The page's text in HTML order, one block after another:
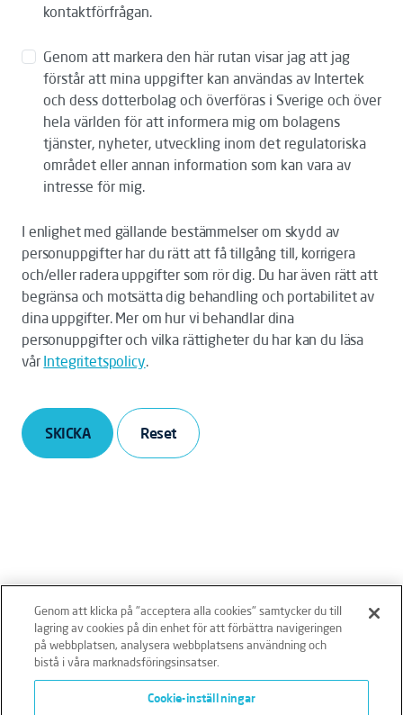
kontaktförfrågan.
Genom att markera den här rutan visar jag att jag
förstår att mina uppgifter kan användas av Intertek
och dess dotterbolag och överföras i Sverige och över
hela världen för att informera mig om bolagens
tjänster, nyheter, utveckling inom det regulatoriska
området eller annan information som kan vara av
intresse för mig.
I enlighet med gällande bestämmelser om skydd av
personuppgifter har du rätt att få tillgång till, korrigera
och/eller radera uppgifter som rör dig. Du har även rätt att
begränsa och motsätta dig behandling och portabilitet av
dina uppgifter. Mer om hur vi behandlar dina
personuppgifter och vilka rättigheter du har kan du läsa
vår Integritetspolicy.
SKICKA
Ansvarsfriskrivning Policies
Integritetspolicy
Genom att klicka på "acceptera alla cookies" samtycker du till
lagring av cookies på din enhet för att förbättra navigeringen
på webbplatsen, analysera webbplatsens användning och
bistå i våra marknadsföringsinsatser.
Cookie-inställningar